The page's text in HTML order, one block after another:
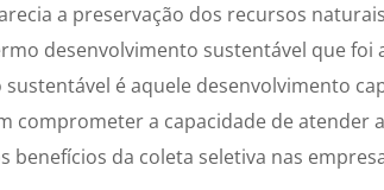
a preservação dos recursos
desenvolvimento sustentável que foi
é aquele desenvolvimento
comprometer a capacidade de atender
benefícios da coleta seletiva nas